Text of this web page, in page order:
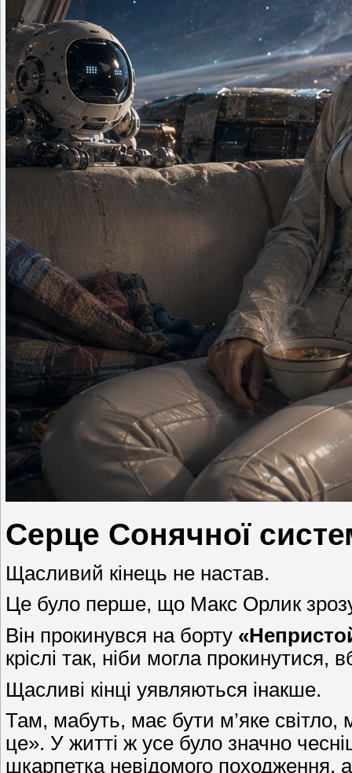
Серце Сонячної
Щасливий кінець не настав.
Це було перше, що Макс Орлик
Він прокинувся на борту
кріслі так, ніби могла
Щасливі кінці уявляються інакше.
Там, мабуть, має бути м’яке
це». У житті ж усе було значно
шкарпетка невідомого походження,